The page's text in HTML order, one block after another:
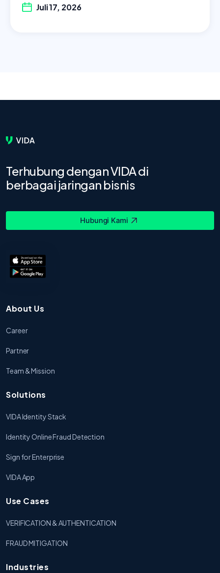
Juli 17, 2026
Terhubung dengan VIDA di
berbagai jaringan bisnis
Hubungi Kami
About Us
Career
Partner
Team & Mission
Solutions
VIDA Identity Stack
Identity Online Fraud Detection
Sign for Enterprise
VIDA App
Use Cases
VERIFICATION & AUTHENTICATION
FRAUD MITIGATION
Industries